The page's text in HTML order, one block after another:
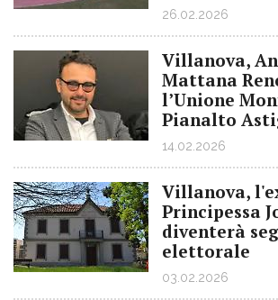
26.02.2026
Villanova,
Mattana
l’Unione
Pianalto
14.02.2026
Villanova,
Principessa
diventerà
elettorale
03.02.2026